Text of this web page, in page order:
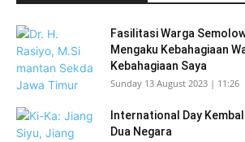
Fasilitasi Warga
Mengaku Kebahagiaan
Kebahagiaan Saya
Sunday 13 August 2023 | 11:26
International Day
Dua Negara